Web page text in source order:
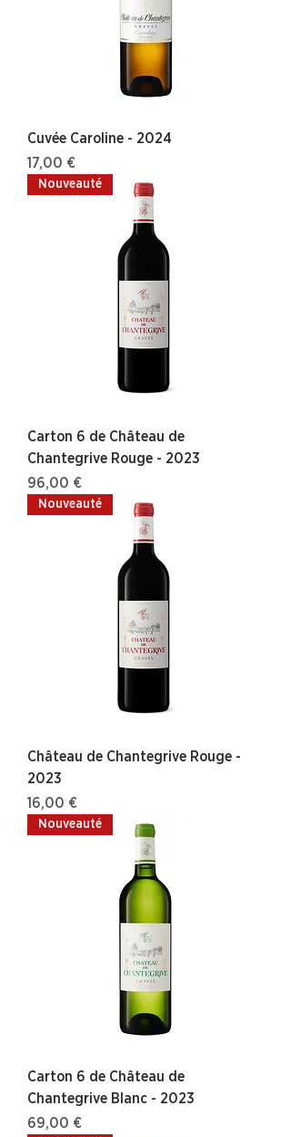
Cuvée Caroline - 2024
Prix
17,00 €
Nouveauté
Carton 6 de Château de
Chantegrive Rouge - 2023
Prix
96,00 €
Nouveauté
Château de Chantegrive Rouge -
2023
Prix
16,00 €
Nouveauté
Carton 6 de Château de
Chantegrive Blanc - 2023
Prix
69,00 €